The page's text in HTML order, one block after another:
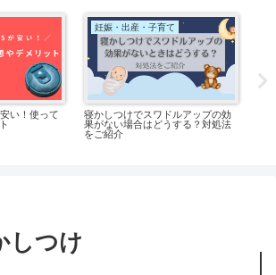
い！使って
妊娠・出産・子育て
寝かしつけでスワドルアップの効
果がない場合はどうする？対処法
をご紹介
しつけ